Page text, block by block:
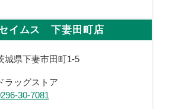
セイムス 下妻田町店
城県下妻市田町1-5
ラッグストア
30-7081